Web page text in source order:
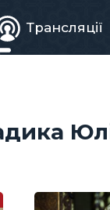
Живе
телебачення
Трансляції